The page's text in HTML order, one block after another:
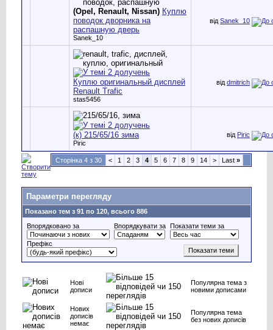
(Opel, Renault, Nissan) Куплю
поводок дворника на
распашную дверь
Sanek_10
від Sanek_10
Куплю оригинальный дисплей
Renault Trafic
stas5456
від dmitrich
(к) 215/65/16 зима
Piric
від Piric
Сторінка 4 з 30 < 1 2 3 4 5 6 7 8 9 14 > Last »
Параметри перегляду
Показано тем з 91 по 120, всього 886
Впорядковано за
Впорядкувати за Показати теми за
Префікс
Нові
дописи
Популярна тема з
новими дописами
Нових
дописів
немає
Популярна тема
без нових дописів